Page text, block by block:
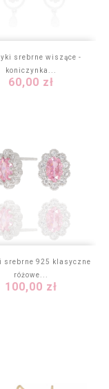
srebrne wiszące -
koniczynka...
Cena
60,00 zł
srebrne 925 klasyczne
różowe...
Cena
100,00 zł